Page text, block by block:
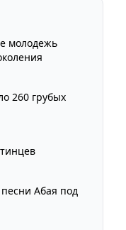
молодежь
260 грубых
Абая под